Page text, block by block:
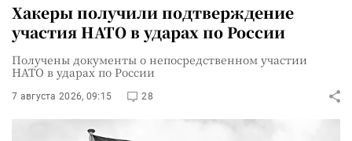
Хакеры получили подтверждение
участия НАТО в ударах по России
Получены документы о непосредственном участии
НАТО в ударах по России
7 августа 2026, 09:15 28